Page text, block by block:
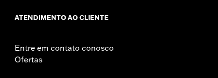
ATENDIMENTO AO CLIENTE
Entre em contato conosco
Ofertas